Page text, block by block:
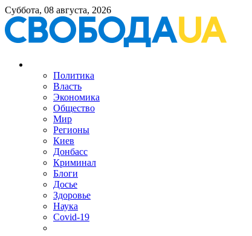
Суббота, 08 августа, 2026
Политика
Власть
Экономика
Общество
Мир
Регионы
Киев
Донбасс
Криминал
Блоги
Досье
Здоровье
Наука
Covid-19